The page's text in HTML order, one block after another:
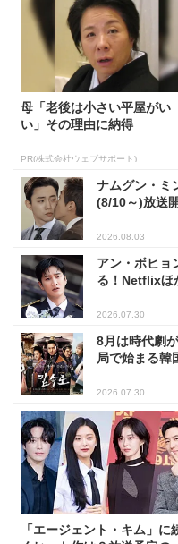
母「老後は小さい平屋がい
い」その理由に納得
PR(株式会社ウェブサポート)
ナムグン・ミ
(8/10～)放送
2026.08.03
アン・ボヒョ
る！Netflixほ
2026.07.30
8月は時代劇
局で始まる韓
2026.07.30
「エージェント・キム」に